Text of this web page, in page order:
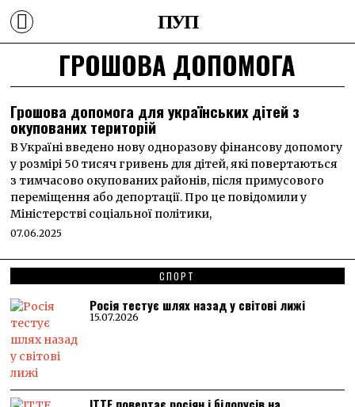
ПУП
ГРОШОВА ДОПОМОГА
Грошова допомога для українських дітей з
окупованих територій
В Україні введено нову одноразову фінансову допомогу
у розмірі 50 тисяч гривень для дітей, які повертаються
з тимчасово окупованих районів, після примусового
переміщення або депортації. Про це повідомили у
Міністерстві соціальної політики,
07.06.2025
СПОРТ
Росія тестує шлях назад у світові лижі
15.07.2026